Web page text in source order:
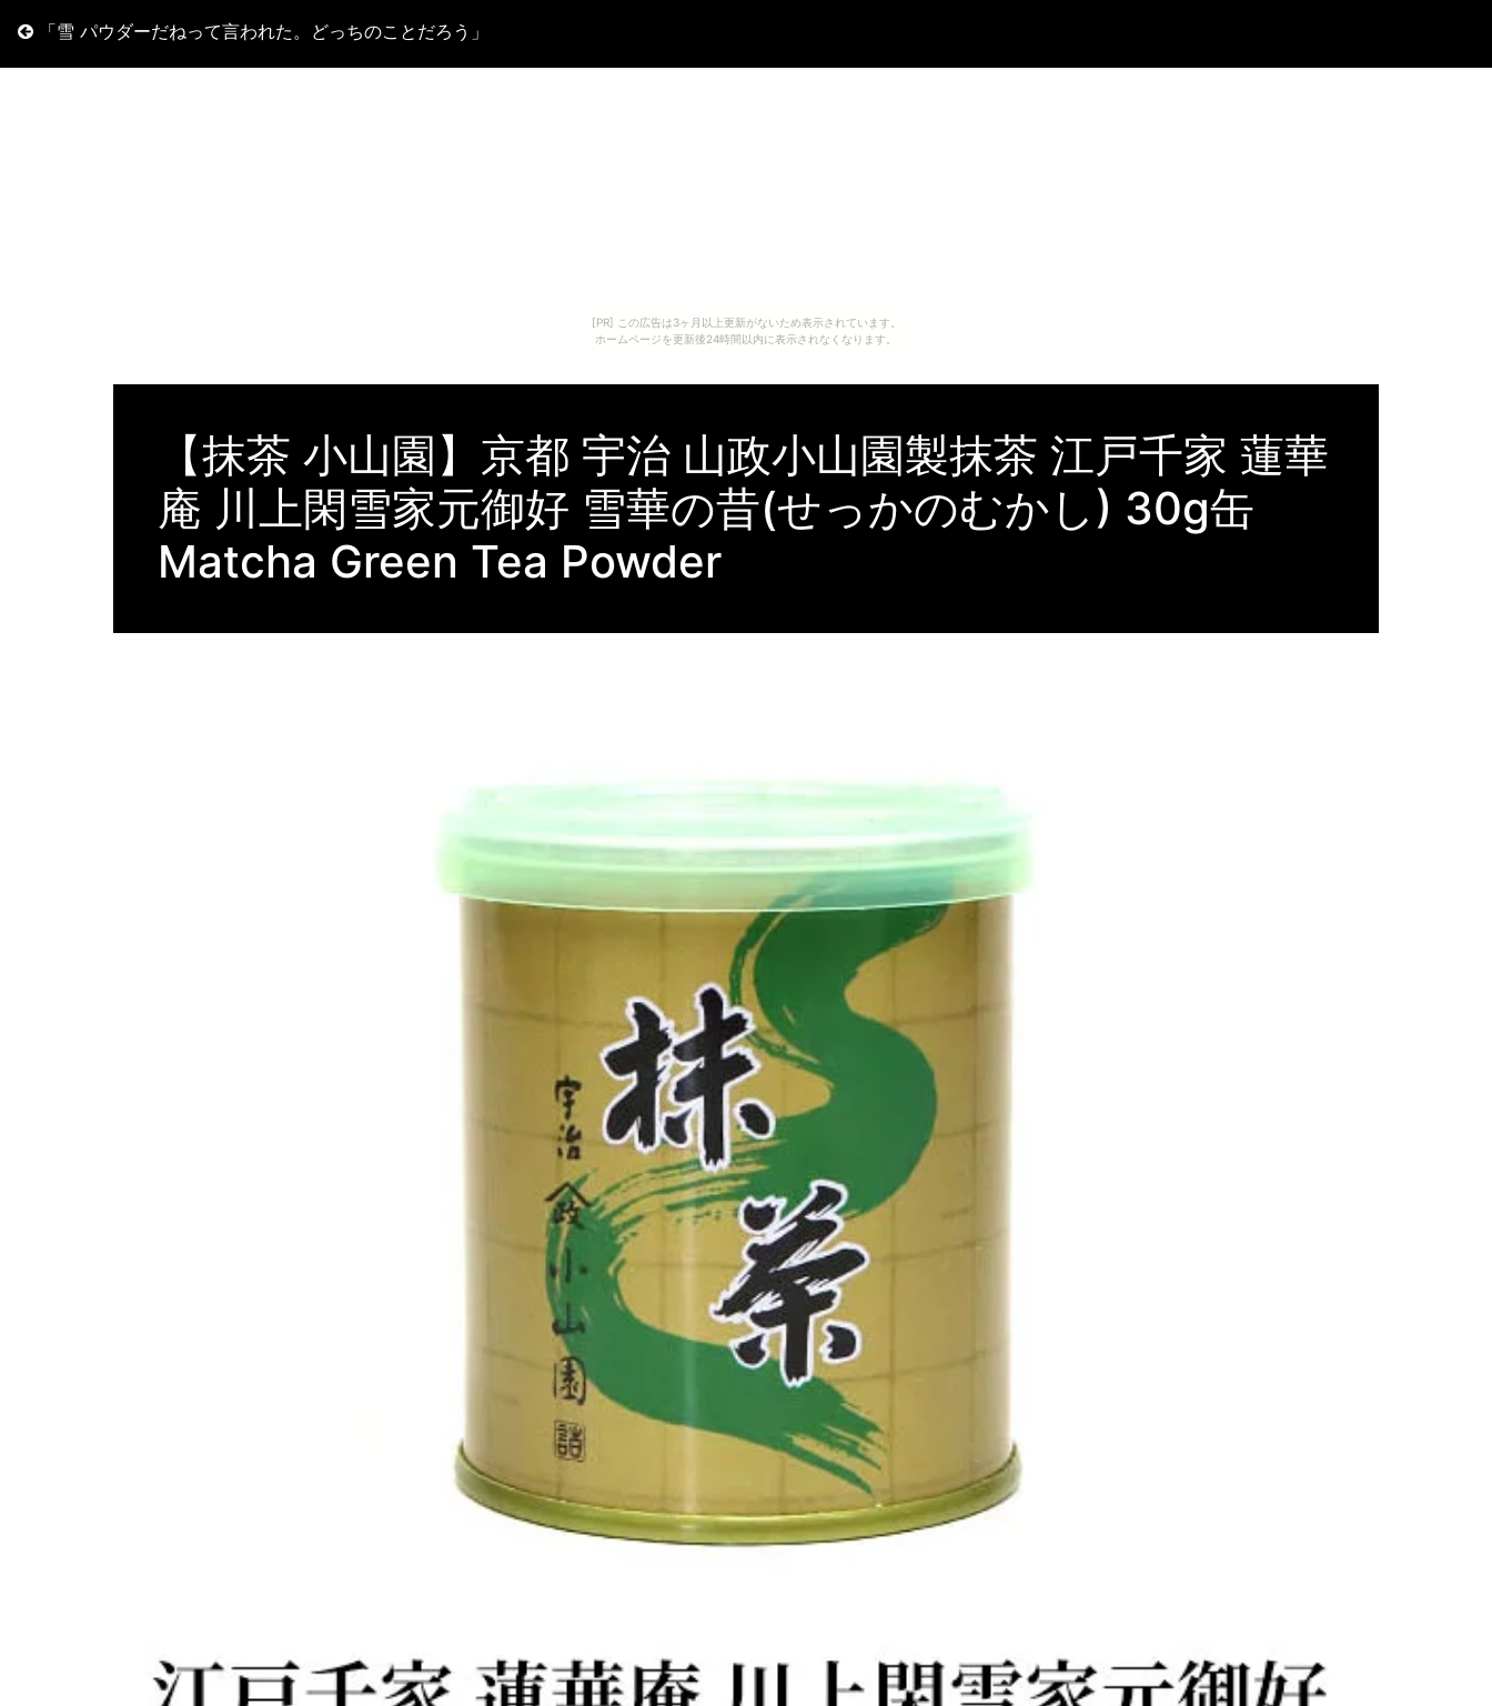
[PR] この広告は3ヶ月以上更新がないため表示されています。
ホームページを更新後24時間以内に表示されなくなります。
「雪 パウダーだねって言われた。どっちのことだろう」
【抹茶 小山園】京都 宇治 山政小山園製抹茶 江戸千家 蓮華
庵 川上閑雪家元御好 雪華の昔(せっかのむかし) 30g缶
Matcha Green Tea Powder